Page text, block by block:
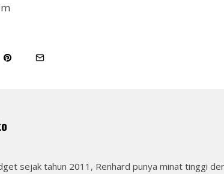
sejak tahun 2011, Renhard punya minat tinggi